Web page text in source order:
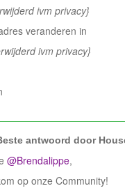
ivm privacy}
veranderen in
ivm privacy}
antwoord door
@Brendalippe,
op onze Community!